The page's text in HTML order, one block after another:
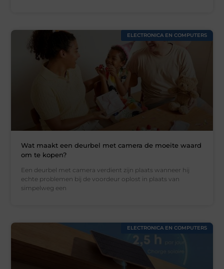
ELECTRONICA EN COMPUTERS
Wat maakt een deurbel met camera de moeite waard
om te kopen?
Een deurbel met camera verdient zijn plaats wanneer hij
echte problemen bij de voordeur oplost in plaats van
simpelweg een
ELECTRONICA EN COMPUTERS